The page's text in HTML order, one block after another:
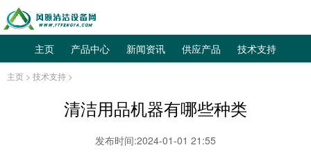
主页 产品中心 新闻资讯 供应产品 技术支持
主页 > 技术支持 >
清洁用品机器有哪些种类
发布时间:2024-01-01 21:55